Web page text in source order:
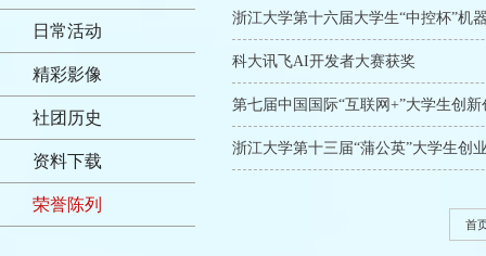
日常活动
精彩影像
社团历史
资料下载
荣誉陈列
浙江大学第十六届大学生“中控杯”机
科大讯飞AI开发者大赛获奖
第七届中国国际“互联网+”大学生创
浙江大学第十三届“蒲公英”大学生创
首